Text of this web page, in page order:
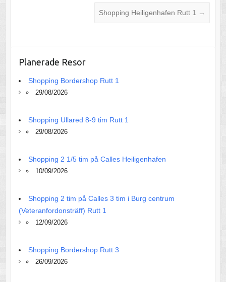
Shopping Heiligenhafen Rutt 1 →
Planerade Resor
Shopping Bordershop Rutt 1
29/08/2026
Shopping Ullared 8-9 tim Rutt 1
29/08/2026
Shopping 2 1/5 tim på Calles Heiligenhafen
10/09/2026
Shopping 2 tim på Calles 3 tim i Burg centrum
(Veteranfordonsträff) Rutt 1
12/09/2026
Shopping Bordershop Rutt 3
26/09/2026